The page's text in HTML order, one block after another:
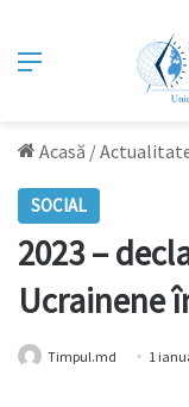
Meniu
Acasă /
SOCIAL
2023 –
Ucrainene
Timpul.md 1